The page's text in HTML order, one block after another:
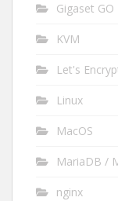
Gigaset GO
KVM
Let's
Linux
MacOS
MariaDB /
nginx